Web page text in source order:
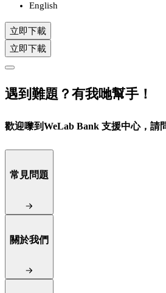
English
立即下載
立即下載
遇到難題？有我哋幫手！
歡迎嚟到WeLab Bank 支援中心，請
常見問題
關於我們